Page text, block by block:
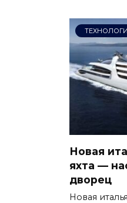
Новая
яхта —
дворец
Новая